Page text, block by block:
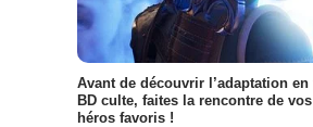
Avant de découvrir l’adaptation
BD culte, faites la rencontre de
héros favoris !